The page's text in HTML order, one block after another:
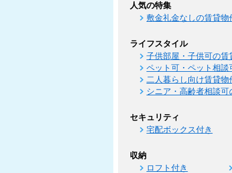
人気の特集
敷金礼金なしの賃貸物
ライフスタイル
子供部屋・子供可の賃
ペット可・ペット相談
二人暮らし向け賃貸物
シニア・高齢者相談可
セキュリティ
宅配ボックス付き
収納
ロフト付き